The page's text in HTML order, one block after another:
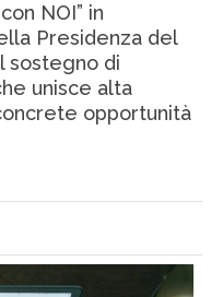
NOI” in
Presidenza del
sostegno di
unisce alta
opportunità